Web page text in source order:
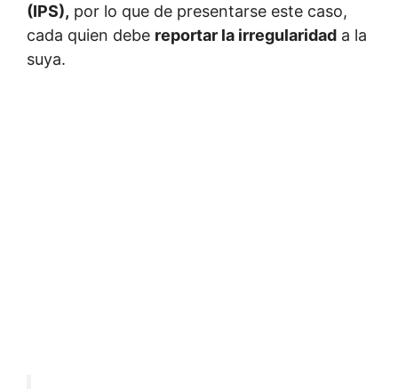
(IPS), por lo que de presentarse este caso,
cada quien debe reportar la irregularidad a la
suya.